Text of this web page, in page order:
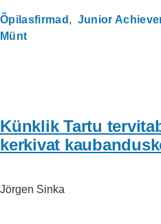
Õpilasfirmad Junior
Münt
Künklik Tartu
kerkivat
Jörgen Sinka